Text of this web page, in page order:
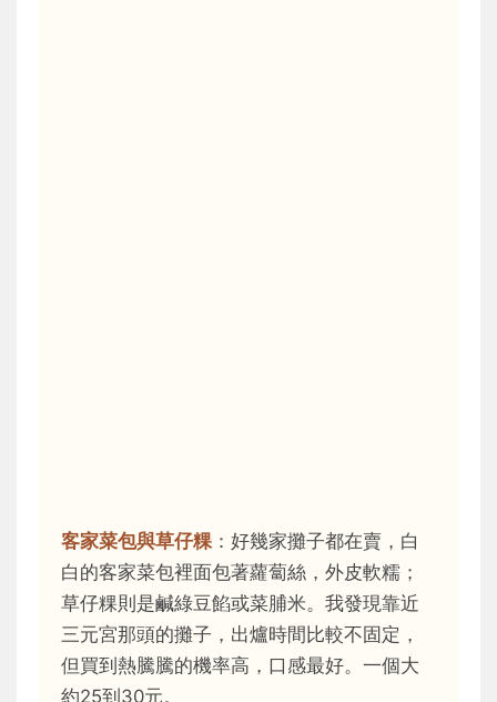
客家菜包與草仔粿 ：好幾家攤子都在賣，白
白的客家菜包裡面包著蘿蔔絲，外皮軟糯；
草仔粿則是鹹綠豆餡或菜脯米。我發現靠近
三元宮那頭的攤子，出爐時間比較不固定，
但買到熱騰騰的機率高，口感最好。一個大
約25到30元。